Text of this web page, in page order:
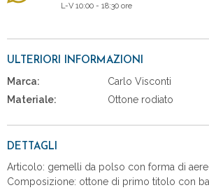
L-V 10:00 - 18:30 ore
ULTERIORI INFORMAZIONI
Marca:
Carlo Visconti
Materiale:
Ottone rodiato
DETTAGLI
Articolo: gemelli da polso con forma di
Composizione: ottone di primo titolo con